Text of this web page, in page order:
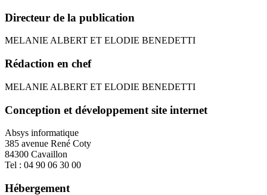
Directeur de la publication
MELANIE ALBERT ET ELODIE BENEDETTI
Rédaction en chef
MELANIE ALBERT ET ELODIE BENEDETTI
Conception et développement site internet
Absys informatique
385 avenue René Coty
84300 Cavaillon
Tel : 04 90 06 30 00
Hébergement